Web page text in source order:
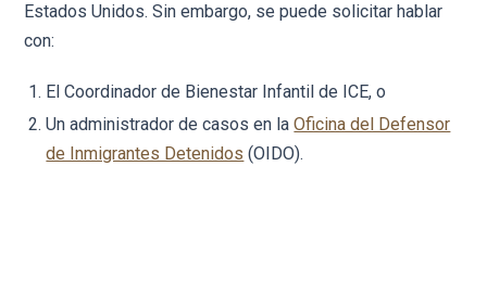
Estados Unidos. Sin embargo, se puede solicitar hablar
con:
El Coordinador de Bienestar Infantil de ICE, o
Un administrador de casos en laOficina del Defensor
de Inmigrantes Detenidos (OIDO).